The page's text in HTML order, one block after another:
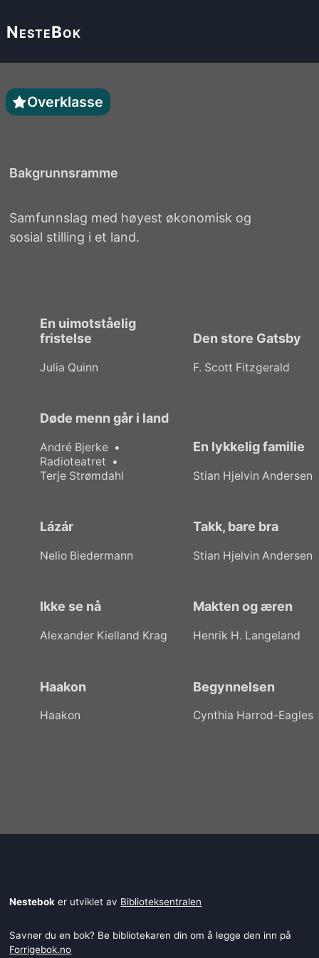
NesteBok
Overklasse
Bakgrunnsramme
Samfunnslag med høyest økonomisk og
sosial stilling i et land.
En uimotståelig
fristelse
Julia Quinn
Den store Gatsby
F. Scott Fitzgerald
Døde menn går i land
André Bjerke
Radioteatret
Terje Strømdahl
En lykkelig familie
Stian Hjelvin Andersen
Lázár
Nelio Biedermann
Takk, bare bra
Stian Hjelvin Andersen
Ikke se nå
Alexander Kielland Krag
Makten og æren
Henrik H. Langeland
Haakon
Haakon
Begynnelsen
Cynthia Harrod-Eagles
Nestebok er utviklet av Biblioteksentralen
Savner du en bok? Be bibliotekaren din om å legge den inn på
Forrigebok.no